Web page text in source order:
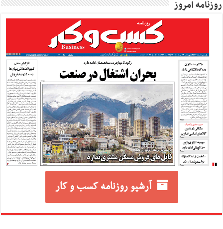
روزنامه امروز
آرشیو روزنامه کسب و کار